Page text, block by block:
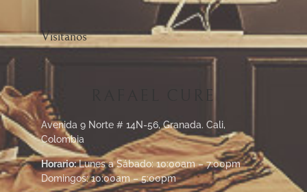
Visítanos
RAFAEL CURE
Avenida 9 Norte # 14N-56, Granada. Cali,
Colombia
Horario:Lunes a Sábado: 10:00am – 7:00pm
Domingos: 10:00am – 5:00pm